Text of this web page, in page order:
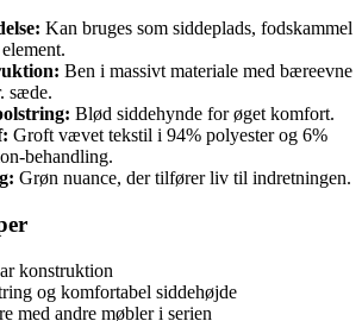
Kan bruges som siddeplads, fodskammel
Ben i massivt materiale med bæreevne
sæde.
Blød siddehynde for øget komfort.
Groft vævet tekstil i 94% polyester og 6%
behandling.
Grøn nuance, der tilfører liv til indretningen.
konstruktion
og komfortabel siddehøjde
med andre møbler i serien